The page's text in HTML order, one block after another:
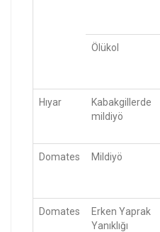
Ölükol
Hıyar
Kabakgillerde
mildiyö
Domates Mildiyö
Domates
Erken Yaprak
Yanıklığı